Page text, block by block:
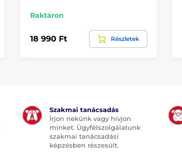
Raktáron
18 990 Ft Részletek
Szakmai tanácsadás
Írjon nekünk vagy hívjon
minket. Ügyfélszolgálatunk
szakmai tanácsadási
képzésben részesült.